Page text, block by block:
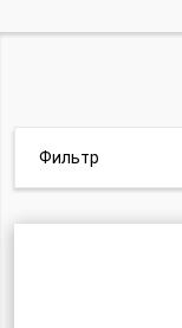
Фильтр